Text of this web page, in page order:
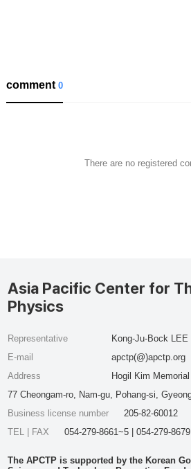
comment0
There are no registered
Asia Pacific Center for
Physics
Representative
Kong-Ju-Bock LEE
E-mail
apctp(@)apctp.org
Address
Hogil Kim
77 Cheongam-ro, Nam-gu, Pohang-si,
Business license number
205-82-60012
TEL | FAX
054-279-8661~5 | 054-279-8679
The APCTP is supported by the Korean